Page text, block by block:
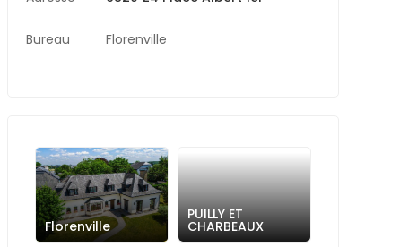
Bureau Florenville
Florenville
PUILLY ET
CHARBEAUX